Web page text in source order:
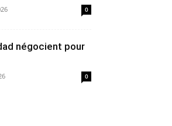
0
négocient pour
0